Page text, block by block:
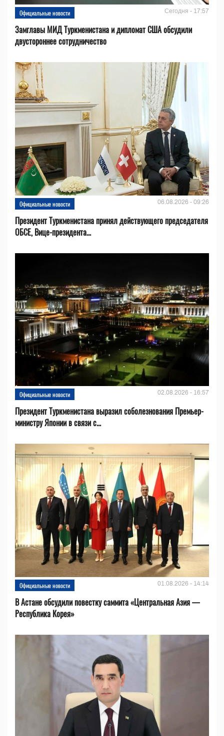
Официальные новости Сегодня - 17:57
Замглавы МИД Туркменистана и дипломат США обсудили
двустороннее сотрудничество
Официальные новости 06.08.2026 - 09:26
Президент Туркменистана принял действующего председателя
ОБСЕ, Вице-президента...
Официальные новости 02.08.2026 - 16:57
Президент Туркменистана выразил соболезнования Премьер-
министру Японии в связи с...
Официальные новости 01.08.2026 - 14:14
В Астане обсудили повестку саммита «Центральная Азия —
Республика Корея»